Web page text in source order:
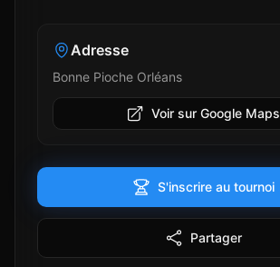
Adresse
Bonne Pioche Orléans
Voir sur Google Maps
S'inscrire au tournoi
Partager